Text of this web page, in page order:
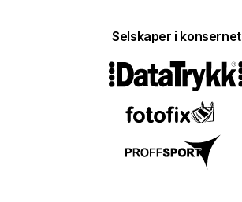
Selskaper i konsernet